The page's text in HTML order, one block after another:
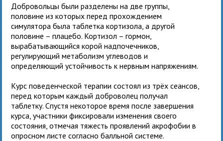
Добровольцы были разделены на две группы,
половине из которых перед прохождением
симулятора была таблетка кортизола, а другой
половине – плацебо. Кортизол – гормон,
вырабатывающийся корой надпочечников,
регулирующий метаболизм углеводов и
определяющий устойчивость к нервным напряжениям.
Курс поведенческой терапии состоял из трёх сеансов,
перед которым каждый доброволец получал
таблетку. Спустя некоторое время после завершения
курса, участники фиксировали изменения своего
состояния, отмечая тяжесть проявлений акрофобии в
опросном листе согласно балльной системе.